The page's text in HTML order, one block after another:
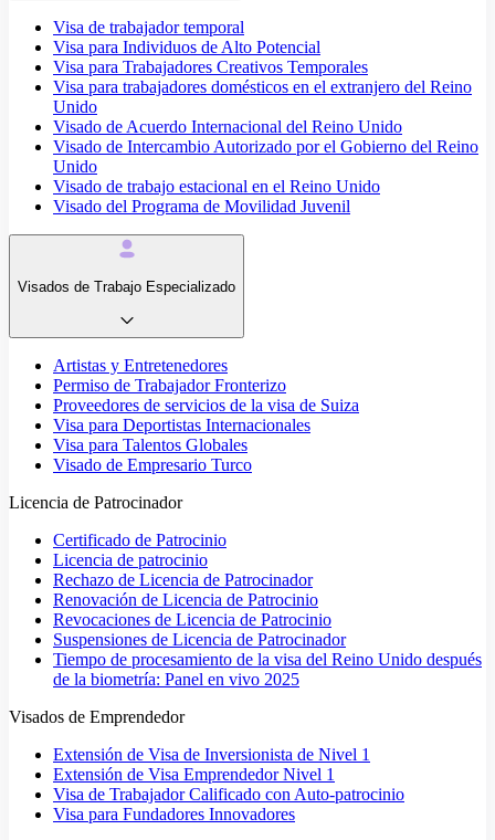
Visa de trabajador temporal
Visa para Individuos de Alto Potencial
Visa para Trabajadores Creativos Temporales
Visa para trabajadores domésticos en el extranjero del Reino
Unido
Visado de Acuerdo Internacional del Reino Unido
Visado de Intercambio Autorizado por el Gobierno del Reino
Unido
Visado de trabajo estacional en el Reino Unido
Visado del Programa de Movilidad Juvenil
Visados de Trabajo Especializado
Artistas y Entretenedores
Permiso de Trabajador Fronterizo
Proveedores de servicios de la visa de Suiza
Visa para Deportistas Internacionales
Visa para Talentos Globales
Visado de Empresario Turco
Licencia de Patrocinador
Certificado de Patrocinio
Licencia de patrocinio
Rechazo de Licencia de Patrocinador
Renovación de Licencia de Patrocinio
Revocaciones de Licencia de Patrocinio
Suspensiones de Licencia de Patrocinador
Tiempo de procesamiento de la visa del Reino Unido después
de la biometría: Panel en vivo 2025
Visados de Emprendedor
Extensión de Visa de Inversionista de Nivel 1
Extensión de Visa Emprendedor Nivel 1
Visa de Trabajador Calificado con Auto-patrocinio
Visa para Fundadores Innovadores